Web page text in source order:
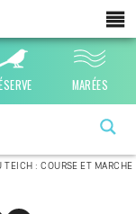
MARÉES
TEICH : COURSE ET MARCHE